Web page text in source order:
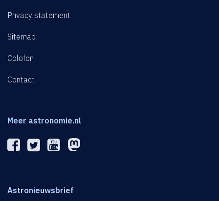
Privacy statement
Sitemap
Colofon
Contact
Meer astronomie.nl
Astronieuwsbrief